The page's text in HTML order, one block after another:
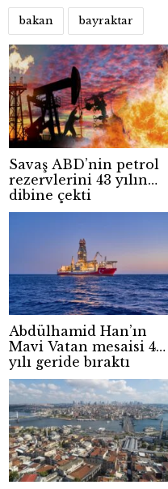
bakan bayraktar
Savaş ABD’nin petrol
rezervlerini 43 yılın
dibine çekti
Abdülhamid Han’ın
Mavi Vatan mesaisi 4
yılı geride bıraktı